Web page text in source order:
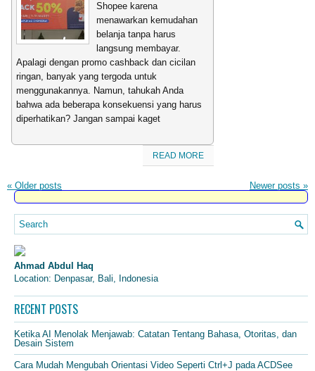
Shopee karena
menawarkan kemudahan
belanja tanpa harus
langsung membayar.
Apalagi dengan promo cashback dan cicilan
ringan, banyak yang tergoda untuk
menggunakannya. Namun, tahukah Anda
bahwa ada beberapa konsekuensi yang harus
diperhatikan? Jangan sampai kaget
READ MORE
« Older posts Newer posts »
Ahmad Abdul Haq
Location: Denpasar, Bali, Indonesia
RECENT POSTS
Ketika AI Menolak Menjawab: Catatan Tentang Bahasa, Otoritas, dan
Desain Sistem
Cara Mudah Mengubah Orientasi Video Seperti Ctrl+J pada ACDSee